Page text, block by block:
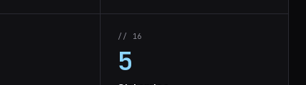
// 16
5